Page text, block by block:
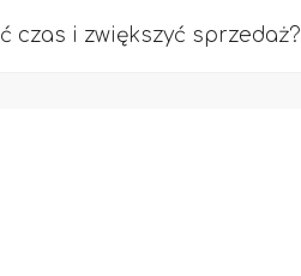
czas i zwiększyć sprzedaż?